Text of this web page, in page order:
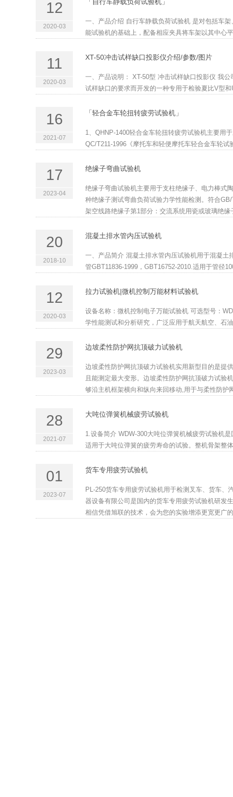
12
2020-03
「自行车静载负荷试验机」
一、产品介绍 自行车静载负荷试验机 是对包括车
能试验机的基础上，配备相应夹具将车架以其中心
11
2020-03
XT-50冲击试样缺口投影仪介绍/参数/图片
一、产品说明： XT-50型 冲击试样缺口投影仪 我
试样缺口的要求而开发的一种专用于检验夏比V型
16
2021-07
「轻合金车轮扭转疲劳试验机」
1、QHNP-1400轻合金车轮扭转疲劳试验机主要用
QC/T211-1996《摩托车和轻便摩托车轻合金车轮试
17
2023-04
绝缘子弯曲试验机
绝缘子弯曲试验机主要用于支柱绝缘子、电力棒式
种绝缘子测试弯曲负荷试验力学性能检测。符合
架空线路绝缘子第1部分：交流系统用瓷或玻璃绝
20
2018-10
混凝土排水管内压试验机
一、产品简介 混凝土排水管内压试验机用于混凝
管GBT11836-1999，GBT16752-2010.适用于管径
12
2020-03
拉力试验机|微机控制万能材料试验机
设备名称：微机控制电子万能试验机 可选型号：
学性能测试和分析研究，广泛应用于航天航空、石
29
2023-03
边坡柔性防护网抗顶破力试验机
边坡柔性防护网抗顶破力试验机实用新型目的是提
且能测定最大变形。边坡柔性防护网抗顶破力试验
够沿主机框架横向和纵向来回移动,用于与柔性防护
28
2021-07
大吨位弹簧机械疲劳试验机
1.设备简介 WDW-300大吨位弹簧机械疲劳试验机
适用于大吨位弹簧的疲劳寿命的试验。整机骨架整
01
2023-07
货车专用疲劳试验机
PL-250货车专用疲劳试验机用于检测叉车、货车
器设备有限公司是国内的货车专用疲劳试验机研发
相信凭借旭联的技术，会为您的实验增添更宽更广